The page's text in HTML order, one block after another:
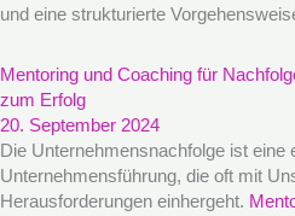
und eine strukturierte
Mentoring und Coaching für
zum Erfolg
20. September 2024
Die Unternehmensnachfolge ist eine
Unternehmensführung, die oft mit
Herausforderungen einhergeht.